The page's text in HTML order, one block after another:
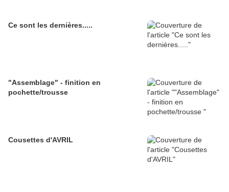
Ce sont les dernières.....
"Assemblage" - finition en
pochette/trousse
Cousettes d'AVRIL